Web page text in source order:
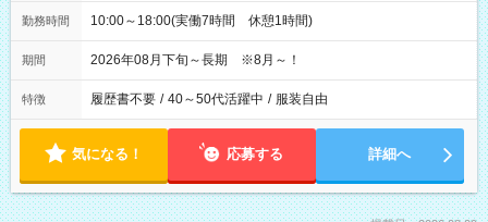
勤務時間 10:00～18:00(実働7時間 休憩1時間)
期間 2026年08月下旬～長期 ※8月～！
特徴 履歴書不要 / 40～50代活躍中 / 服装自由
気になる！ 応募する 詳細へ